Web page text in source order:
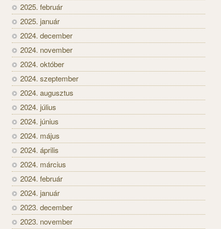
2025. február
2025. január
2024. december
2024. november
2024. október
2024. szeptember
2024. augusztus
2024. július
2024. június
2024. május
2024. április
2024. március
2024. február
2024. január
2023. december
2023. november